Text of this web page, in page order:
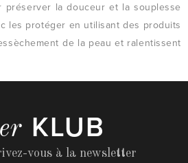
préserver la douceur et la souplesse
les protéger en utilisant des produits
de la peau et ralentissent
KLUB
vous à la newsletter